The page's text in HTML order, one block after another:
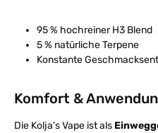
95 % hochreiner H3 Blend
5 % natürliche Terpene
Konstante
Komfort &
Die Kolja’s Vape ist als